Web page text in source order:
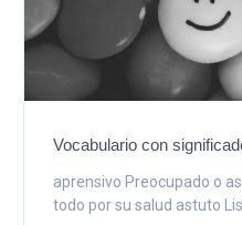
Vocabulario con
aprensivo Preocupado o
todo por su salud astuto